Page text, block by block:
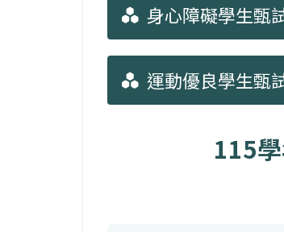
身心障礙學生甄
運動優良學生甄
115